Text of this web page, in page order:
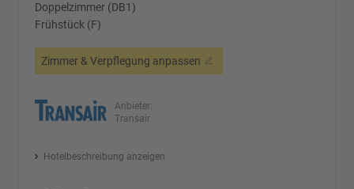
Doppelzimmer (DB1)
Frühstück (F)
Zimmer & Verpflegung anpassen
Anbieter:
Transair
Hotelbeschreibung anzeigen